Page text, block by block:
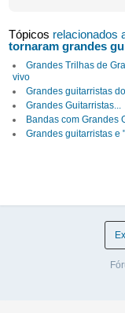
Tópicos relacionados
tornaram grandes
Grandes Trilhas de
vivo
Grandes guitarristas
Grandes Guitarristas...
Bandas com Grandes
Grandes guitarristas e